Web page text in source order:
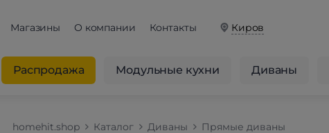
Магазины О компании Контакты Киров
Распродажа Модульные кухни Диваны
homehit.shop Каталог Диваны Прямые диваны